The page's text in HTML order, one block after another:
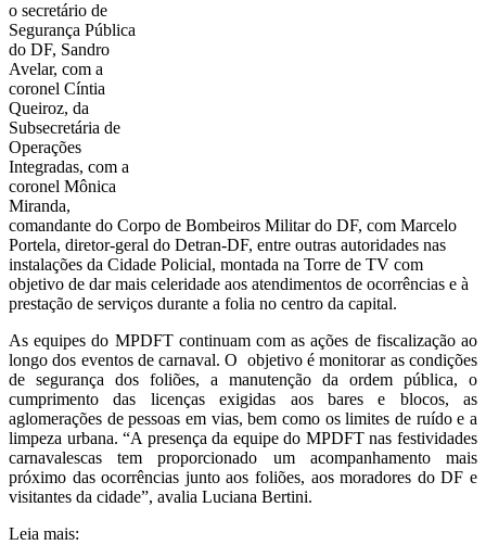
o secretário de
Segurança Pública
do DF, Sandro
Avelar, com a
coronel Cíntia
Queiroz, da
Subsecretária de
Operações
Integradas, com a
coronel Mônica
Miranda,
comandante do Corpo de Bombeiros Militar do DF, com Marcelo
Portela, diretor-geral do Detran-DF, entre outras autoridades nas
instalações da Cidade Policial, montada na Torre de TV com
objetivo de dar mais celeridade aos atendimentos de ocorrências e à
prestação de serviços durante a folia no centro da capital.
As equipes do MPDFT continuam com as ações de fiscalização ao
longo dos eventos de carnaval. O objetivo é monitorar as condições
de segurança dos foliões, a manutenção da ordem pública, o
cumprimento das licenças exigidas aos bares e blocos, as
aglomerações de pessoas em vias, bem como os limites de ruído e a
limpeza urbana. “A presença da equipe do MPDFT nas festividades
carnavalescas tem proporcionado um acompanhamento mais
próximo das ocorrências junto aos foliões, aos moradores do DF e
visitantes da cidade”, avalia Luciana Bertini.
Leia mais: